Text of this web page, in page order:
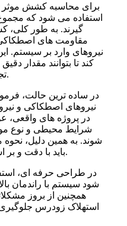
برای محاسبه کشش موثر
استفاده می شود که
گیرند. به طور کلی،
مقاومت های
نیروهای وارد بر سیستم.
کند تا بتوانند مقدار
تجهیزات مناسب را انتخاب نمایند.
در ساده ترین حالت،
نیروهای اصطکاکی و
در پروژه های واقعی،
شرایط محیطی و نوع
شوند. به همین دلیل،
باید با دقت و بر اساس شرایط واقعی انجام شود.
در طراحی حرفه ای،
شود سیستم با راندمان
همچنین از بروز
استهلاک زودرس